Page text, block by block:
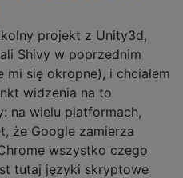
projekt z Unity3d,
Shivy w poprzednim
mi się okropne), i chciałem
widzenia na to
na wielu platformach,
że Google zamierza
wszystko czego
tutaj języki skryptowe